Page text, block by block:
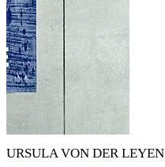
URSULA VON DER LEYEN